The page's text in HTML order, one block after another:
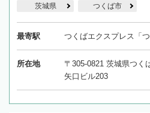
茨城県 つくば市
最寄駅 つくばエクスプレス「
所在地
〒305-0821 茨城県つく
矢口ビル203